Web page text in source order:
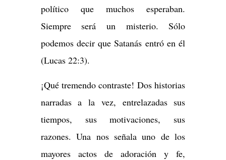
político que muchos esperaban.
Siempre será un misterio. Sólo
podemos decir que Satanás entró en él
(Lucas 22:3).
¡Qué tremendo contraste! Dos historias
narradas a la vez, entrelazadas sus
tiempos, sus motivaciones, sus
razones. Una nos señala uno de los
mayores actos de adoración y fe,